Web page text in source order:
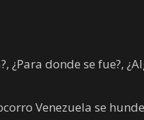
¿Para donde se fue?,
Venezuela se hunde